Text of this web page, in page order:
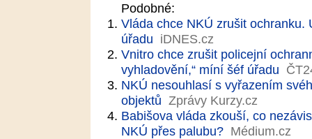
Podobné:
Vláda chce NKÚ zrušit ochranku.
úřadu iDNES.cz
Vnitro chce zrušit policejní
vyhladovění,“ míní šéf úřadu
NKÚ nesouhlasí s vyřazením
objektů Zprávy Kurzy.cz
Babišova vláda zkouší, co
NKÚ přes palubu? Médium.cz